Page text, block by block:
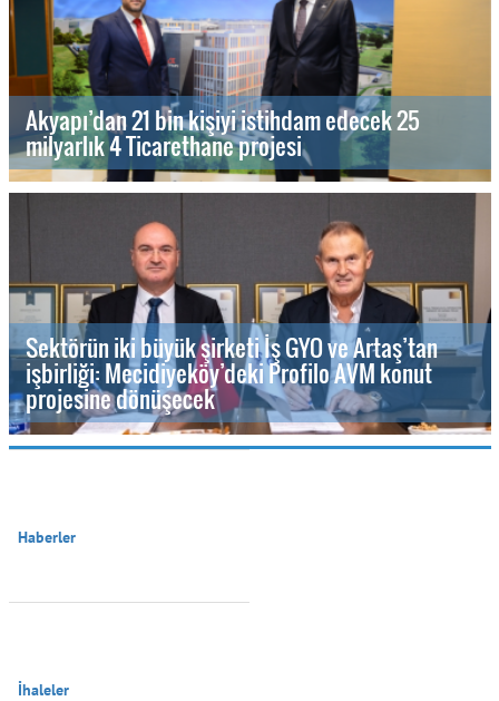
Akyapı’dan 21 bin kişiyi istihdam edecek 25
milyarlık 4 Ticarethane projesi
Sektörün iki büyük şirketi İş GYO ve Artaş’tan
işbirliği: Mecidiyeköy’deki Profilo AVM konut
projesine dönüşecek
Haberler
İhaleler